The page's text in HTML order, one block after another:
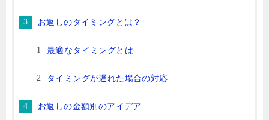
お返しのタイミングとは？
最適なタイミングとは
タイミングが遅れた場合の対応
お返しの金額別のアイデア